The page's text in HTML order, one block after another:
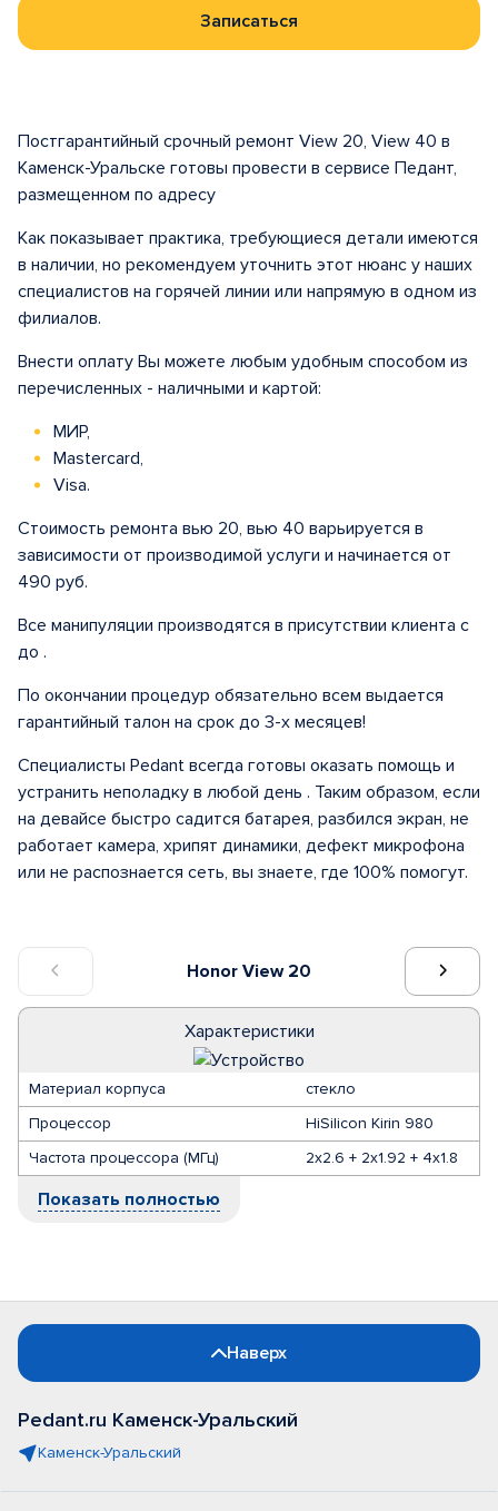
Записаться
Honor View 20
Характеристики
Материал корпуса
стекло
Процессор
HiSilicon Kirin 980
Частота процессора (МГц)
2x2.6 + 2x1.92 + 4x1.8
Показать полностью
Постгарантийный срочный ремонт View 20, View 40 в
Каменск-Уральске готовы провести в сервисе Педант,
размещенном по адресу
Как показывает практика, требующиеся детали имеются
в наличии, но рекомендуем уточнить этот нюанс у наших
специалистов на горячей линии или напрямую в одном из
филиалов.
Внести оплату Вы можете любым удобным способом из
перечисленных - наличными и картой:
МИР,
Mastercard,
Visa.
Стоимость ремонта вью 20, вью 40 варьируется в
зависимости от производимой услуги и начинается от
490 руб.
Все манипуляции производятся в присутствии клиента с
до .
По окончании процедур обязательно всем выдается
гарантийный талон на срок до 3-х месяцев!
Специалисты Pedant всегда готовы оказать помощь и
устранить неполадку в любой день . Таким образом, если
на девайсе быстро садится батарея, разбился экран, не
работает камера, хрипят динамики, дефект микрофона
или не распознается сеть, вы знаете, где 100% помогут.
Наверх
Pedant.ru Каменск-Уральский
Каменск-Уральский